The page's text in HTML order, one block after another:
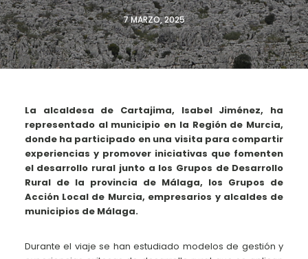
7 MARZO, 2025
La alcaldesa de Cartajima, Isabel Jiménez, ha
representado al municipio en la Región de Murcia,
donde ha participado en una visita para compartir
experiencias y promover iniciativas que fomenten
el desarrollo rural junto a los Grupos de Desarrollo
Rural de la provincia de Málaga, los Grupos de
Acción Local de Murcia, empresarios y alcaldes de
municipios de Málaga.
Durante el viaje se han estudiado modelos de gestión y